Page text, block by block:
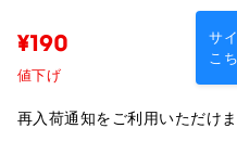
サ
こ
¥190
値下げ
再入荷通知をご利用いただけ